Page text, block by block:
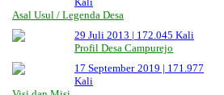
Asal Usul / Legenda Desa
29 Juli 2013 | 172.045 Kali
Profil Desa Campurejo
17 September 2019 | 171.977
Kali